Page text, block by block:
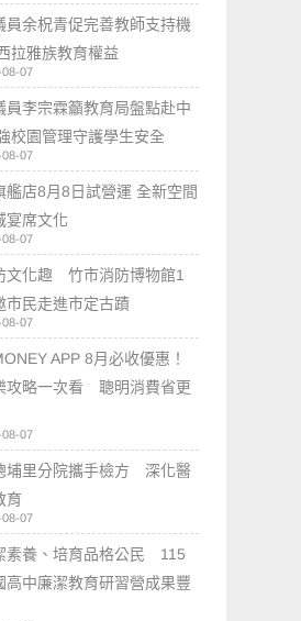
員余柷青促完善教師支持機
拉雅族教育權益
08-07
員李宗霖籲教育局盤點赴中
校園管理守護學生安全
08-07
艦店8月8日試營運 全新空間
宴席文化
08-07
文化趣 竹市消防博物館1
市民走進市定古蹟
08-07
APP 8月必收優惠！
攻略一次看 聰明消費省更
08-07
埔里分院攜手檢方 深化醫
育
08-07
素養、培育品格公民 115
高中廉潔教育研習營成果豐